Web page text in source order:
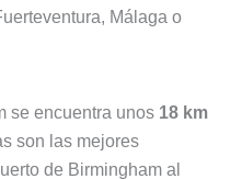
Málaga o
se encuentra unos 18 km
son las mejores
de Birmingham al